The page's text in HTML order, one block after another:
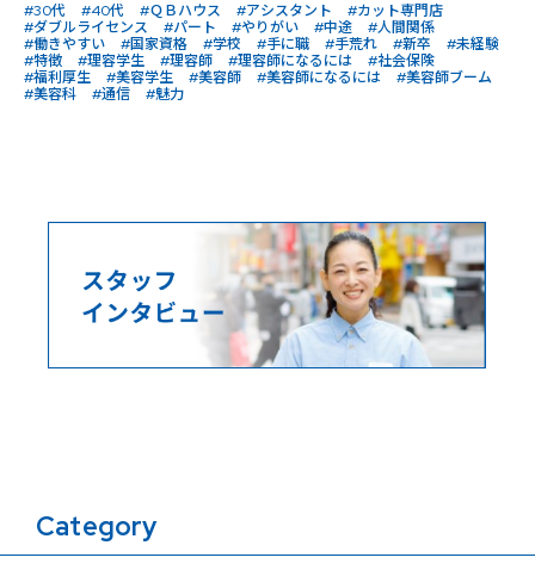
#30代 #40代 #ＱＢハウス #アシスタント
#カット専門店
#ダブルライセンス
#パート #やりがい #中途
#人間関係
#働きやすい
#国家資格 #学校 #手に職 #手荒れ #新卒
#未経験
#特徴
#理容学生 #理容師 #理容師になるには
#社会保険
#福利厚生
#美容学生 #美容師 #美容師になるには
#美容師ブーム
#美容科
#通信 #魅力
Category